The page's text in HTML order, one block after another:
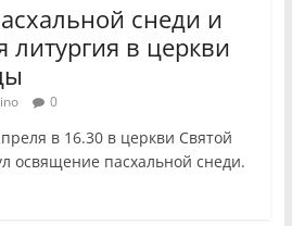
снеди и
литургия в церкви
0
в 16.30 в церкви Святой
освящение пасхальной снеди.